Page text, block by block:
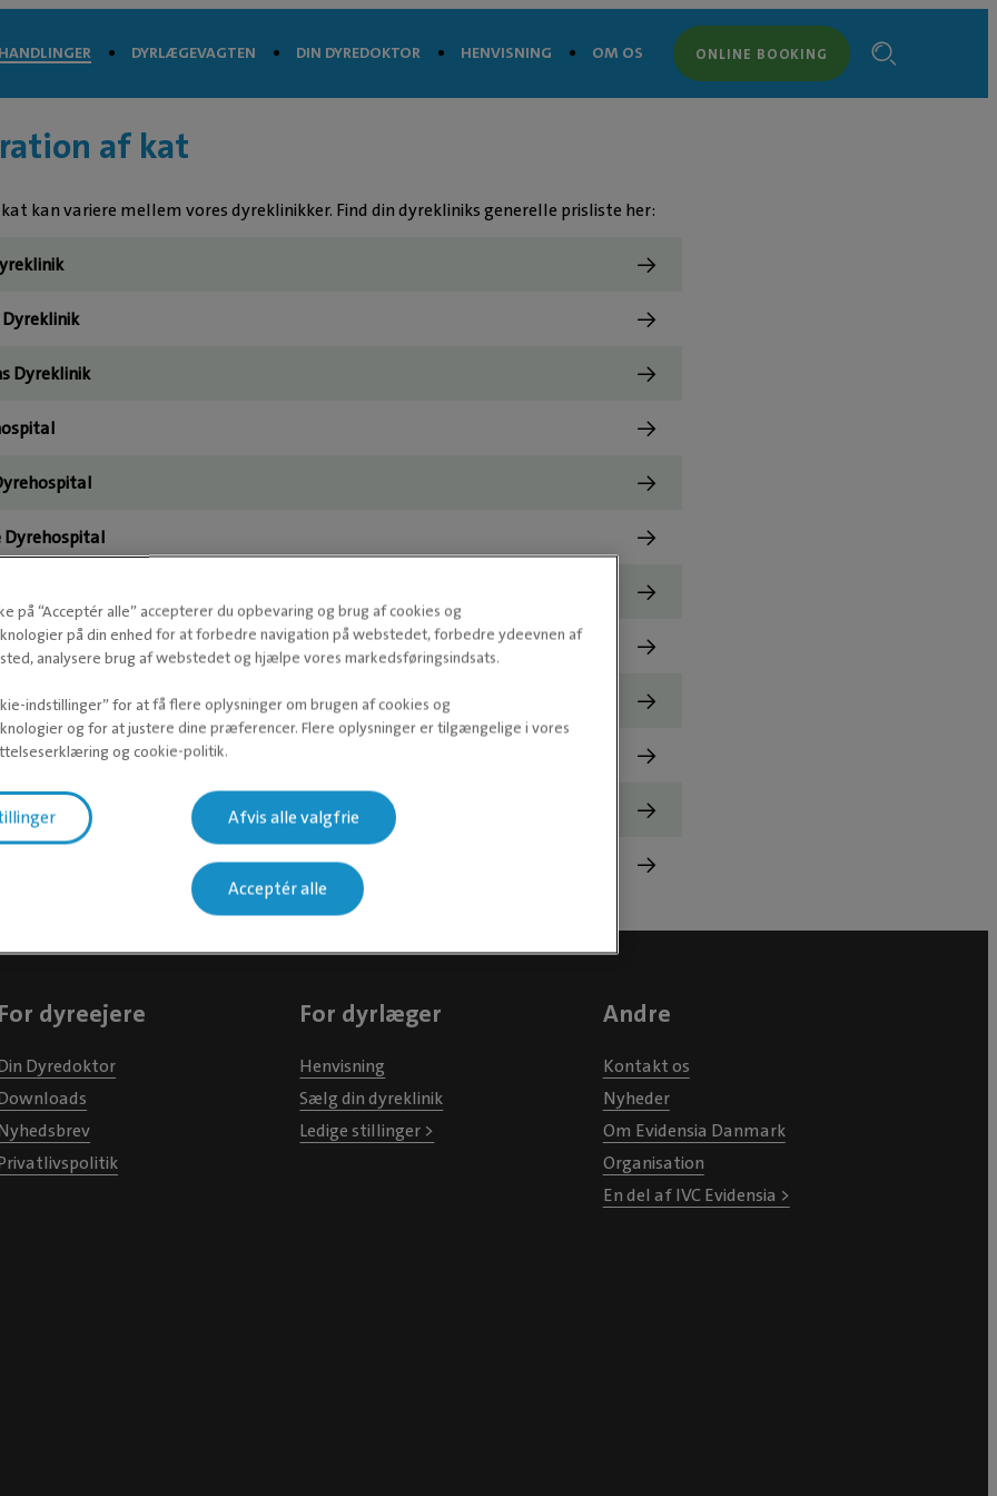
DYRLÆGEVAGTEN DIN DYREDOKTOR HENVISNING OM OS ONLINE BOOKING
af kat
kan variere mellem vores dyreklinikker. Find din dyrekliniks generelle prisliste her:
Dyreklinik
Dyrehospital
Dyrehospital
For dyreejere
Dyredoktor
For dyrlæger
Henvisning
Sælg din dyreklinik
Ledige stillinger >
Andre
Kontakt os
Nyheder
Om Evidensia Danmark
Organisation
En del af IVC Evidensia >
på “Acceptér alle” accepterer du opbevaring og brug af cookies og
på din enhed for at forbedre navigation på webstedet, forbedre ydeevnen af
analysere brug af webstedet og hjælpe vores markedsføringsindsats.
indstillinger” for at få flere oplysninger om brugen af cookies og
og for at justere dine præferencer. Flere oplysninger er tilgængelige i vores
og cookie-politik.
Afvis alle valgfrie
Acceptér alle